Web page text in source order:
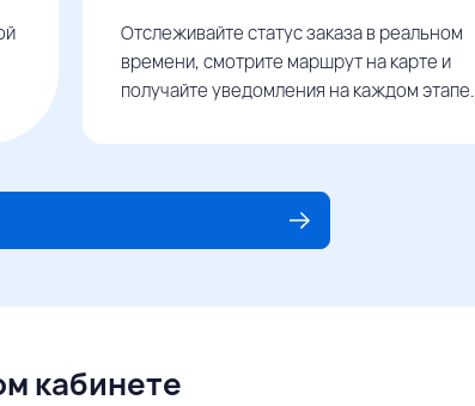
Отслеживайте статус заказа в реальном
времени, смотрите маршрут на карте и
получайте уведомления на каждом этапе.
кабинете